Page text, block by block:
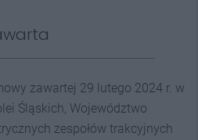
zawartej 29 lutego 2024 r. w
Śląskich, Województwo
zespołów trakcyjnych